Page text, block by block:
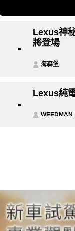
Lexus神
將登場
海森堡
Lexus純
WEEDMAN